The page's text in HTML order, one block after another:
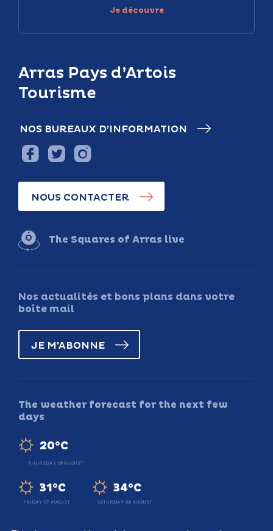
Arras Pays d’Artois
Tourisme
NOS BUREAUX D’INFORMATION
NOUS CONTACTER
The Squares of Arras live
Nos actualités et bons plans dans votre
boîte mail
JE M'ABONNE
The weather forecast for the next few
days
20°C
THURSDAY 06 AUGUST
31°C
FRIDAY 07 AUGUST
34°C
SATURDAY 08 AUGUST
Je découvre